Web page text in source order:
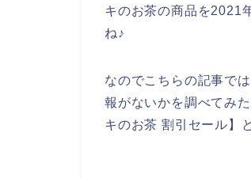
キのお茶の商品を2021
ね♪
なのでこちらの記事で
報がないかを調べてみ
キのお茶 割引セール】